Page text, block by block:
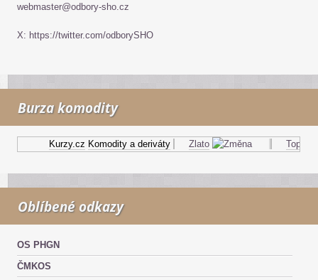
webmaster@odbory-sho.cz
X: https://twitter.com/odborySHO
Burza komodity
Kurzy.cz Komodity a deriváty Zlato Topný
Oblíbené odkazy
OS PHGN
ČMKOS